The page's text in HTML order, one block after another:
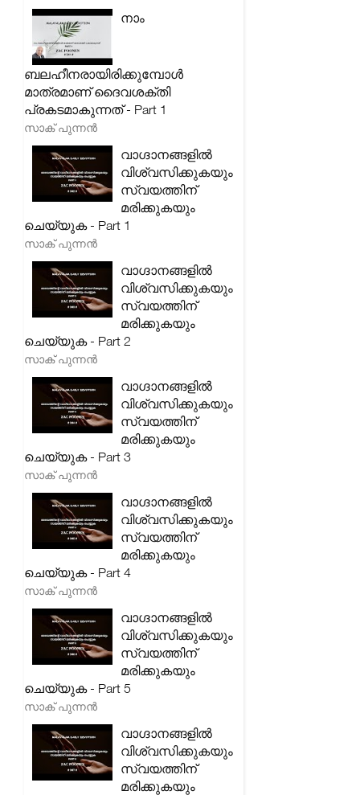
നാം
ബലഹീനരായിരിക്കുമ്പോൾ
മാത്രമാണ് ദൈവശക്തി
പ്രകടമാകുന്നത് - Part 1
സാക് പുന്നൻ
വാഗ്ദാനങ്ങളിൽ
വിശ്വസിക്കുകയും
സ്വയത്തിന്
മരിക്കുകയും
ചെയ്യുക - Part 1
സാക് പുന്നൻ
വാഗ്ദാനങ്ങളിൽ
വിശ്വസിക്കുകയും
സ്വയത്തിന്
മരിക്കുകയും
ചെയ്യുക - Part 2
സാക് പുന്നൻ
വാഗ്ദാനങ്ങളിൽ
വിശ്വസിക്കുകയും
സ്വയത്തിന്
മരിക്കുകയും
ചെയ്യുക - Part 3
സാക് പുന്നൻ
വാഗ്ദാനങ്ങളിൽ
വിശ്വസിക്കുകയും
സ്വയത്തിന്
മരിക്കുകയും
ചെയ്യുക - Part 4
സാക് പുന്നൻ
വാഗ്ദാനങ്ങളിൽ
വിശ്വസിക്കുകയും
സ്വയത്തിന്
മരിക്കുകയും
ചെയ്യുക - Part 5
സാക് പുന്നൻ
വാഗ്ദാനങ്ങളിൽ
വിശ്വസിക്കുകയും
സ്വയത്തിന്
മരിക്കുകയും